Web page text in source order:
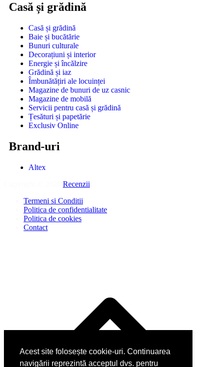
Acest site folosește cookie-uri. Continuarea
navigării reprezintă acceptul dvs. pentru
Casă și grădină
Casă și grădină
Baie și bucătărie
Bunuri culturale
Decorațiuni și interior
Energie și încălzire
Grădină și iaz
Îmbunătățiri ale locuinței
Magazine de bunuri de uz casnic
Magazine de mobilă
Servicii pentru casă și grădină
Țesături și papetărie
Exclusiv Online
Brand-uri
Altex
Recenzii
Termeni si Conditii
Politica de confidentialitate
Politica de cookies
Contact